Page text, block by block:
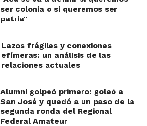
ser colonia o si queremos ser
patria"
Lazos frágiles y conexiones
efímeras: un análisis de las
relaciones actuales
Alumni golpeó primero: goleó a
San José y quedó a un paso de la
segunda ronda del Regional
Federal Amateur